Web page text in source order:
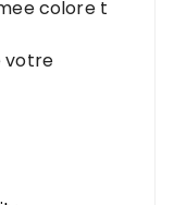
colore t
votre